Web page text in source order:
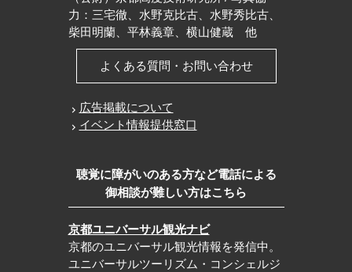
力：三宅徹、水野克比古、水野秀比古、
柴田明蘭、平林義章、横山健蔵 他
よくある質問・お問い合わせ
広告掲載について
イベント情報提供窓口
聴覚に障がいのある方など電話による
御相談が難しい方はこちら
京都ユニバーサル観光ナビ
京都のユニバーサル観光情報を発信中。
ユニバーサルツーリズム・コンシェルジ